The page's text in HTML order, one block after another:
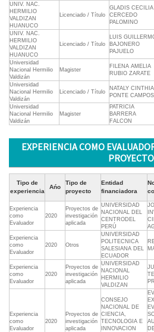
UNIV. NAC.
HERMILIO
VALDIZAN
HUANUCO
Licenciado / Título
GLADIS CECILIA
CERCEDO
PALOMINO
UNIV. NAC.
HERMILIO
VALDIZAN
HUANUCO
Licenciado / Título
LUIS
BAJONERO
PAJUELO
Universidad
Nacional Hermilio
Valdizán
Magister
FILENA AMELIA
RUBIO ZARATE
Universidad
Nacional Hermilio
Valdizán
Licenciado / Título
NATALY CINTHIA
PONTE CAMPOS
Universidad
Nacional Hermilio
Valdizán
Magister
PATRICIA
BARRERA
FALCON
EXPERIENCIA COMO
Tipo de
experiencia
Ańo
Tipo de
proyecto
Entidad
financiadora
Experiencia
como
Evaluador
2020
Proyectos de
investigación
aplicada
UNIVERSIDAD
NACIONAL DEL
CENTRODEL
PERÚ
Experiencia
como
Evaluador
2020 Otros
UNIVERSIDAD
POLITECNICA
SALESIANA DEL
ECUADOR
Experiencia
como
Evaluador
2020
Proyectos de
investigación
aplicada
UNIVERSIDAD
NACIONAL
HERMILIO
VALDIZAN
Experiencia
como
Evaluador
2020
Proyectos de
investigación
aplicada
CONSEJO
NACIONAL DE
CIENCIA,
TECNOLOGIA E
INNOVACION